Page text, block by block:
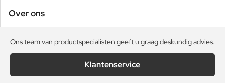
Over ons
Ons team van productspecialisten geeft u graag deskundig advies.
Klantenservice